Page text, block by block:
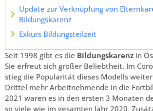
Update zur Verknüpfung von
Bildungskarenz
Exkurs Bildungsteilzeit
Seit 1998 gibt es die Bildungskarenz in
Sie erfreut sich großer Beliebtheit. Im
stieg die Popularität dieses Modells
Drittel mehr Arbeitnehmende in die
2021 waren es in den ersten 3 Monaten
so viele wie im gesamten Jahr 2020.